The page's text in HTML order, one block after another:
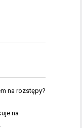
na rozstępy?
na